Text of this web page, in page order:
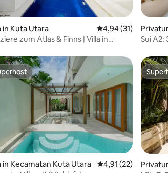
Bewertung: 4,5 von 5, 6 Bewertungen
in Kuta Utara Durchschnittliche
4,94 (31)
zum Atlas & Finns | Villa in
an
Sui A2:
in Kecamatan Kuta Utara Durchschnittliche
4,91 (22)